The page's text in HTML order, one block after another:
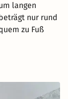
langen
nur rund
zu Fuß